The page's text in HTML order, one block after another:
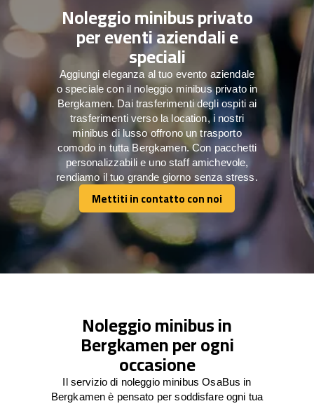
Noleggio minibus privato
per eventi aziendali e
speciali
Aggiungi eleganza al tuo evento aziendale
o speciale con il noleggio minibus privato in
Bergkamen. Dai trasferimenti degli ospiti ai
trasferimenti verso la location, i nostri
minibus di lusso offrono un trasporto
comodo in tutta Bergkamen. Con pacchetti
personalizzabili e uno staff amichevole,
rendiamo il tuo grande giorno senza stress.
Mettiti in contatto con noi
Mettiti in contatto con noi
Noleggio minibus in
Bergkamen per ogni
occasione
Il servizio di noleggio minibus OsaBus in
Bergkamen è pensato per soddisfare ogni tua